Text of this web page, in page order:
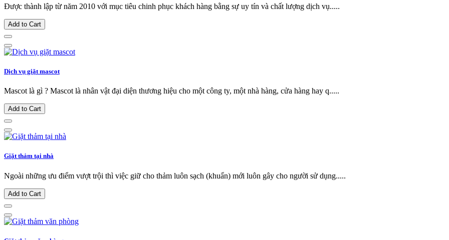
Được thành lập từ năm 2010 với mục tiêu chinh phục khách hàng bằng sự uy tín và chất lượng dịch vụ.....
Add to Cart
Dịch vụ giặt mascot
Mascot là gì ? Mascot là nhân vật đại diện thương hiệu cho một công ty, một nhà hàng, cửa hàng hay q.....
Add to Cart
Giặt thảm tại nhà
Ngoài những ưu điểm vượt trội thì việc giữ cho thảm luôn sạch (khuẩn) mới luôn gây cho người sử dụng.....
Add to Cart